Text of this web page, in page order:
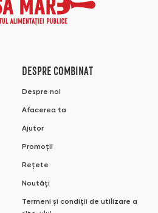
DESPRE COMBINAT
Despre noi
Afacerea ta
Ajutor
Promoții
Rețete
Noutăți
Termeni și condiții de utilizare a